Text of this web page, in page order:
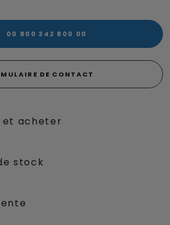
00 800 342 800 00
DE CONTACT
et acheter
stock